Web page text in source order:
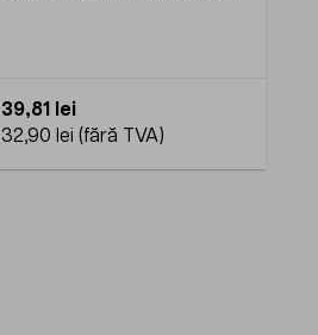
39,81 lei
32,90 lei